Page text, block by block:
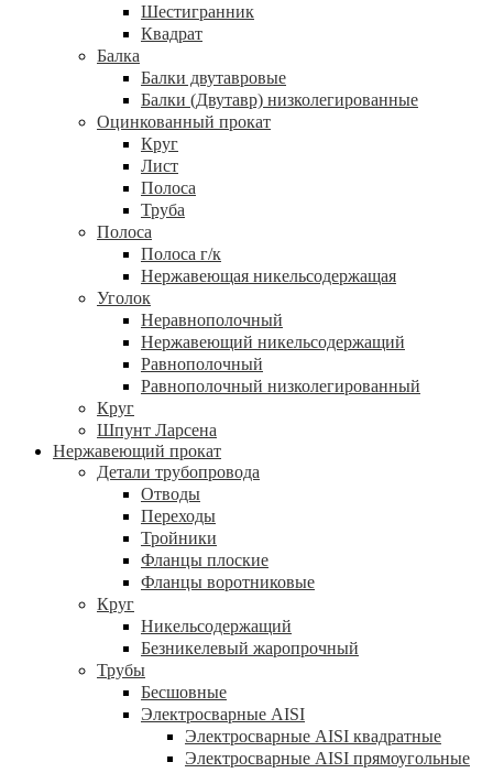
Шестигранник
Квадрат
Балка
Балки двутавровые
Балки (Двутавр) низколегированные
Оцинкованный прокат
Круг
Лист
Полоса
Труба
Полоса
Полоса г/к
Нержавеющая никельсодержащая
Уголок
Неравнополочный
Нержавеющий никельсодержащий
Равнополочный
Равнополочный низколегированный
Круг
Шпунт Ларсена
Нержавеющий прокат
Детали трубопровода
Отводы
Переходы
Тройники
Фланцы плоские
Фланцы воротниковые
Круг
Никельсодержащий
Безникелевый жаропрочный
Трубы
Бесшовные
Электросварные AISI
Электросварные AISI квадратные
Электросварные AISI прямоугольные